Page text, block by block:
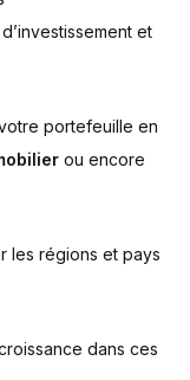
et
portefeuille en
ou encore
les régions et pays
dans ces